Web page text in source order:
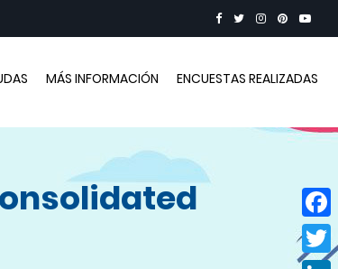
MÁS INFORMACIÓN ENCUESTAS REALIZADAS